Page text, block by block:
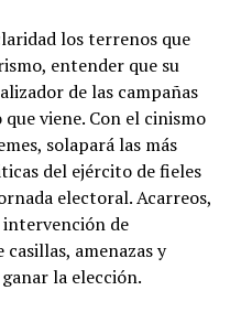
los terrenos que
entender que su
de las campañas
viene. Con el cinismo
solapará las más
del ejército de fieles
electoral. Acarreos,
de
amenazas y
la elección.